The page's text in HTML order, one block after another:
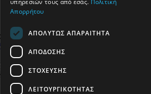
All rights reserved Designed & developed
ΣΕ ΟΛΗ ΤΗΝ ΕΛΛΑΔΑ ΕΩΣ 4
ΑΝΩ ΤΩΝ 69€
σου
υπηρεσιών τους από εσάς. Πολιτική
Απορρήτου
ΑΠΟΛΎΤΩΣ ΑΠΑΡΑΊΤΗΤΑ
ΑΠΌΔΟΣΗΣ
ΣΤΌΧΕΥΣΗΣ
ΛΕΙΤΟΥΡΓΙΚΌΤΗΤΑΣ